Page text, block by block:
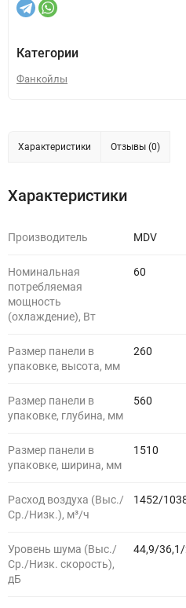
Категории
Фанкойлы
Характеристики Отзывы (0)
Характеристики
Производитель MDV
Номинальная
потребляемая
мощность
(охлаждение), Вт
60
Размер панели в
упаковке, высота, мм
260
Размер панели в
упаковке, глубина, мм
560
Размер панели в
упаковке, ширина, мм
1510
Расход воздуха (Выс./
Ср./Низк.), м³/ч
1452/
Уровень шума (Выс./
Ср./Низк. скорость),
дБ
44,9/